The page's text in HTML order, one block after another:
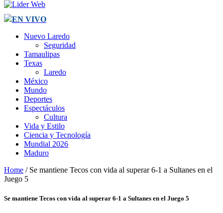
EN VIVO
Nuevo Laredo
Seguridad
Tamaulipas
Texas
Laredo
México
Mundo
Deportes
Espectáculos
Cultura
Vida y Estilo
Ciencia y Tecnología
Mundial 2026
Maduro
Home / Se mantiene Tecos con vida al superar 6-1 a Sultanes en el
Juego 5
Se mantiene Tecos con vida al superar 6-1 a Sultanes en el Juego 5